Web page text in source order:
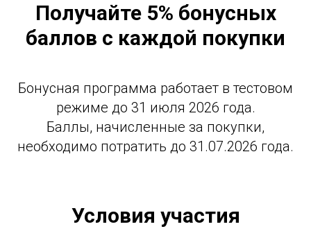
Получайте 5% бонусных
баллов с каждой покупки
Бонусная программа работает в тестовом
режиме до 31 июля 2026 года.
Баллы, начисленные за покупки,
необходимо потратить до 31.07.2026 года.
Условия участия